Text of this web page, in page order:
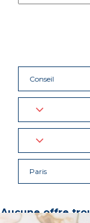
Conseil
Paris
Aucune offre